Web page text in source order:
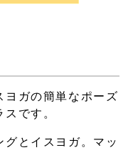
ヨガの簡単なポーズ
です。
とイスヨガ。マッ